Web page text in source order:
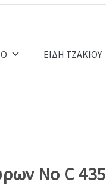
ΕΙΔΗ ΤΖΑΚΙΟΥ
No C 435